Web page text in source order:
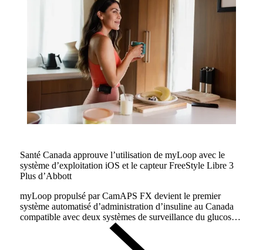
Santé Canada approuve l’utilisation de myLoop avec le
système d’exploitation iOS et le capteur FreeStyle Libre 3
Plus d’Abbott
myLoop propulsé par CamAPS FX devient le premier
système automatisé d’administration d’insuline au Canada
compatible avec deux systèmes de surveillance du glucose
pour les personnes vivant avec le diabète de type 1.